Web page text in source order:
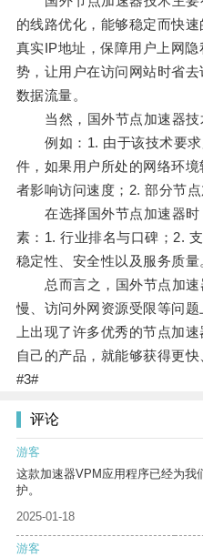
的线路优化，能够稳定而快
真实IP地址，保障用户上网
势，让用户在访问网站时省
数据流量。
当然，国外节点加速器技
例如：1. 由于该技术要求
件，如果用户所处的网络环
者影响访问速度；2. 部分节
在选择国外节点加速器时
素：1. 行业排名与口碑；2.
稳定性、安全性以及服务质量
总而言之，国外节点加速
慢、访问外网资源受限等问
上出现了许多优秀的节点加
自己的产品，就能够获得更快
#3#
评论
游客
这款加速器VPM应用程序已经为我
护。
2025-01-18
游客